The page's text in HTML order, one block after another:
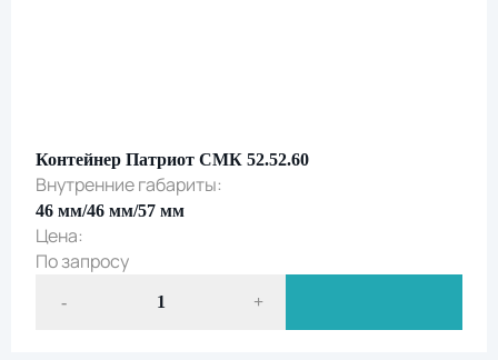
Контейнер Патриот СМК 52.52.60
Внутренние габариты:
46 мм/46 мм/57 мм
Цена:
По запросу
- +